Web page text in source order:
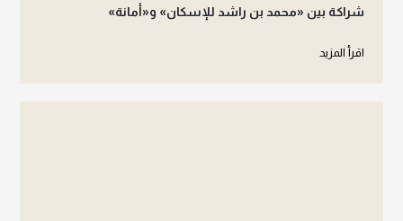
شراكة بين «محمد بن راشد للإسكان» و«أمانة»
اقرأ المزيد